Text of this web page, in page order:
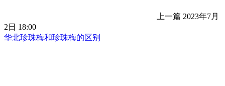
上一篇 2023年7月
2日 18:00
华北珍珠梅和珍珠梅的区别